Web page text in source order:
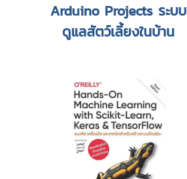
Arduino Projects ระบบ
ดูแลสัตว์เลี้ยงในบ้าน